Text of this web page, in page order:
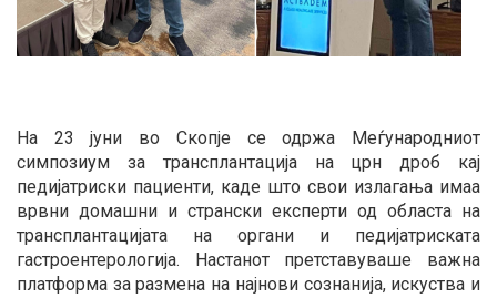
На 23 јуни во Скопје се одржа Меѓународниот
симпозиум за трансплантација на црн дроб кај
педијатриски пациенти, каде што свои излагања имаа
врвни домашни и странски експерти од областа на
трансплантацијата на органи и педијатриската
гастроентерологија. Настанот претставуваше важна
платформа за размена на најнови сознанија, искуства и